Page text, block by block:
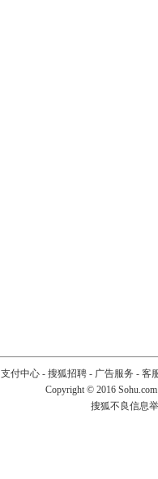
支付中心- 搜狐招聘- 广告服务 - 客
Copyright © 2016
搜狐不良信息